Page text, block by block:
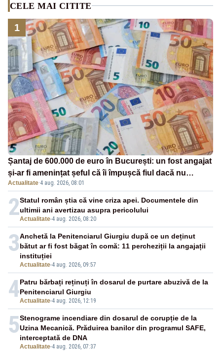
CELE MAI CITITE
1
Șantaj de 600.000 de euro în București: un fost angajat
și-ar fi amenințat șeful că îi împușcă fiul dacă nu
primește banii
Actualitate·4 aug. 2026, 08:01
2Actualitate-4 aug. 2026, 08:20
Statul român știa că vine criza apei. Documentele din
ultimii ani avertizau asupra pericolului
3
Actualitate-4 aug. 2026, 09:57
Anchetă la Penitenciarul Giurgiu după ce un deținut
bătut ar fi fost băgat în comă: 11 percheziții la angajații
instituției
4Actualitate-4 aug. 2026, 12:19
Patru bărbați reținuți în dosarul de purtare abuzivă de la
Penitenciarul Giurgiu
5
Actualitate-4 aug. 2026, 07:37
Stenograme incendiare din dosarul de corupție de la
Uzina Mecanică. Prăduirea banilor din programul SAFE,
interceptată de DNA